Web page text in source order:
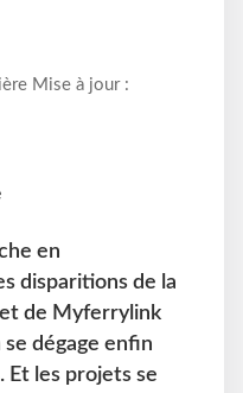
Mise à jour :
en
disparitions de la
de Myferrylink
se dégage enfin
Et les projets se